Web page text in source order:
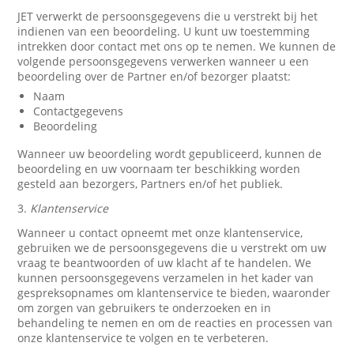
JET verwerkt de persoonsgegevens die u verstrekt bij het
indienen van een beoordeling. U kunt uw toestemming
intrekken door contact met ons op te nemen. We kunnen de
volgende persoonsgegevens verwerken wanneer u een
beoordeling over de Partner en/of bezorger plaatst:
Naam
Contactgegevens
Beoordeling
Wanneer uw beoordeling wordt gepubliceerd, kunnen de
beoordeling en uw voornaam ter beschikking worden
gesteld aan bezorgers, Partners en/of het publiek.
3. Klantenservice
Wanneer u contact opneemt met onze klantenservice,
gebruiken we de persoonsgegevens die u verstrekt om uw
vraag te beantwoorden of uw klacht af te handelen. We
kunnen persoonsgegevens verzamelen in het kader van
gespreksopnames om klantenservice te bieden, waaronder
om zorgen van gebruikers te onderzoeken en in
behandeling te nemen en om de reacties en processen van
onze klantenservice te volgen en te verbeteren.